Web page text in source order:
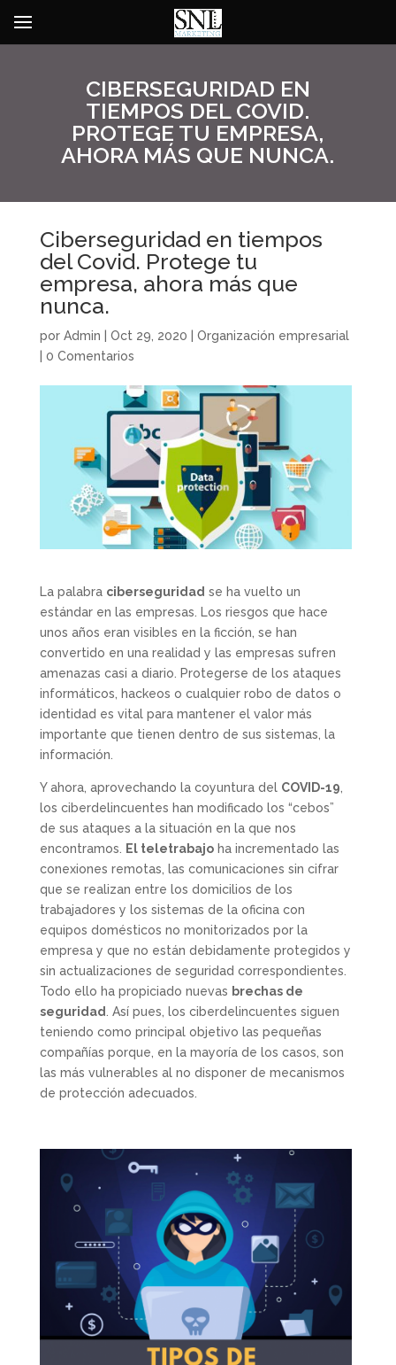
CIBERSEGURIDAD EN
TIEMPOS DEL COVID.
PROTEGE TU EMPRESA,
AHORA MÁS QUE NUNCA.
Ciberseguridad en tiempos
del Covid. Protege tu
empresa, ahora más que
nunca.
por Admin Oct 29, 2020
Organización empresarial
0 Comentarios
La palabra ciberseguridad se ha vuelto un
estándar en las empresas. Los riesgos que hace
unos años eran visibles en la ficción, se han
convertido en una realidad y las empresas sufren
amenazas casi a diario. Protegerse de los ataques
informáticos, hackeos o cualquier robo de datos o
identidad es vital para mantener el valor más
importante que tienen dentro de sus sistemas, la
información.
Y ahora, aprovechando la coyuntura del COVID-19,
los ciberdelincuentes han modificado los “cebos”
de sus ataques a la situación en la que nos
encontramos. El teletrabajoha incrementado las
conexiones remotas, las comunicaciones sin cifrar
que se realizan entre los domicilios de los
trabajadores y los sistemas de la oficina con
equipos domésticos no monitorizados por la
empresa y que no están debidamente protegidos y
sin actualizaciones de seguridad correspondientes.
Todo ello ha propiciado nuevas brechas de
seguridad. Así pues, los ciberdelincuentes siguen
teniendo como principal objetivo las pequeñas
compañías porque, en la mayoría de los casos, son
las más vulnerables al no disponer de mecanismos
de protección adecuados.